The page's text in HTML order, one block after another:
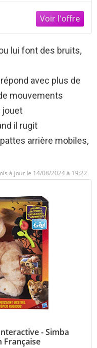
lui font des bruits,
avec plus de
mouvements
jouet
il rugit
arrière mobiles,
14/08/2024 à 19:22
- Simba
Française